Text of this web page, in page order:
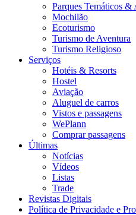
Parques Temáticos &
Mochilão
Ecoturismo
Turismo de Aventura
Turismo Religioso
Serviços
Hotéis & Resorts
Hostel
Aviação
Aluguel de carros
Vistos e passagens
WePlann
Comprar passagens
Últimas
Notícias
Vídeos
Listas
Trade
Revistas Digitais
Política de Privacidade e